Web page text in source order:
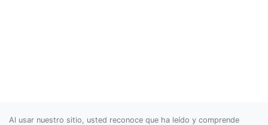
Al usar nuestro sitio, usted reconoce que ha leído y comprende